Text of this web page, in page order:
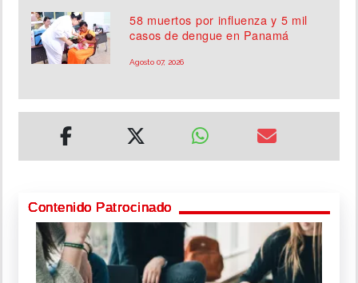
58 muertos por influenza y 5 mil
casos de dengue en Panamá
Agosto 07, 2026
Contenido Patrocinado